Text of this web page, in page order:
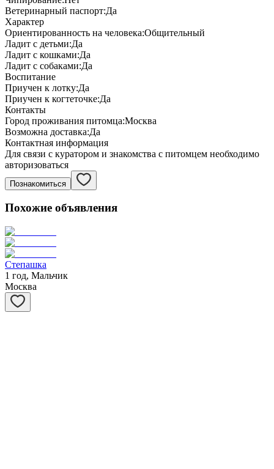
Ветеринарный паспорт:Да
Характер
Ориентированность на человека:Общительный
Ладит с детьми:Да
Ладит с кошками:Да
Ладит с собаками:Да
Воспитание
Приучен к лотку:Да
Приучен к когтеточке:Да
Контакты
Город проживания питомца:Москва
Возможна доставка:Да
Контактная информация
Для связи с куратором и знакомства с питомцем необходимо
авторизоваться
Познакомиться
Похожие объявления
Степашка
1 год, Мальчик
Москва